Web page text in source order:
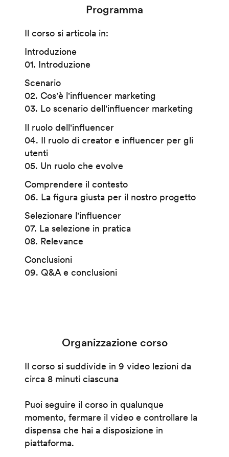
Programma
Il corso si articola in:
Introduzione
01. Introduzione
Scenario
02. Cos'è l'influencer marketing
03. Lo scenario dell'influencer marketing
Il ruolo dell'influencer
04. Il ruolo di creator e influencer per gli
utenti
05. Un ruolo che evolve
Comprendere il contesto
06. La figura giusta per il nostro progetto
Selezionare l'influencer
07. La selezione in pratica
08. Relevance
Conclusioni
09. Q&A e conclusioni
Organizzazione corso
Il corso si suddivide in 9 video lezioni da
circa 8 minuti ciascuna
Puoi seguire il corso in qualunque
momento, fermare il video e controllare la
dispensa che hai a disposizione in
piattaforma.